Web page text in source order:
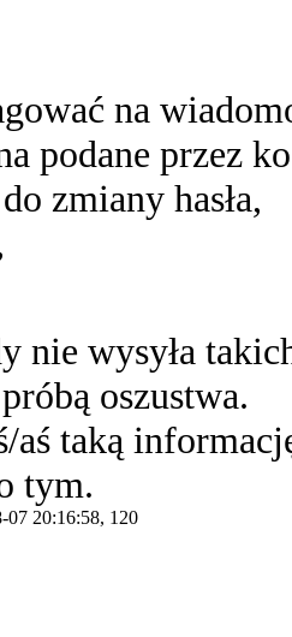
na
podane przez
zmiany hasła,
nie wysyła
oszustwa.
aś taką
tym.
07 20:16:58, 120